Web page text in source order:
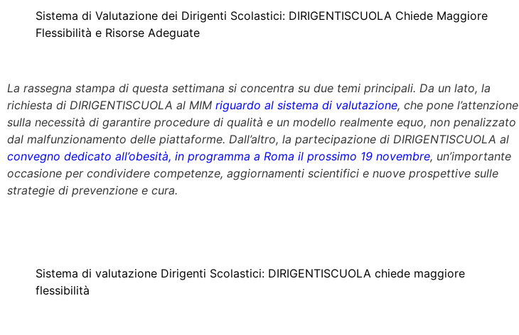
Sistema di Valutazione dei Dirigenti Scolastici: DIRIGENTISCUOLA Chiede Maggiore
Flessibilità e Risorse Adeguate
La rassegna stampa di questa settimana si concentra su due temi principali. Da un lato, la
richiesta di DIRIGENTISCUOLA al MIM riguardo al sistema di valutazione, che pone l’attenzione
sulla necessità di garantire procedure di qualità e un modello realmente equo, non penalizzato
dal malfunzionamento delle piattaforme. Dall’altro, la partecipazione di DIRIGENTISCUOLA al
convegno dedicato all’obesità, in programma a Roma il prossimo 19 novembre, un’importante
occasione per condividere competenze, aggiornamenti scientifici e nuove prospettive sulle
strategie di prevenzione e cura.
Sistema di valutazione Dirigenti Scolastici: DIRIGENTISCUOLA chiede maggiore
flessibilità